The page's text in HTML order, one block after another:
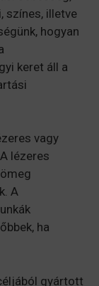
színes, illetve
hogyan
keret áll a
vagy
lézeres
A
ha
gyártott